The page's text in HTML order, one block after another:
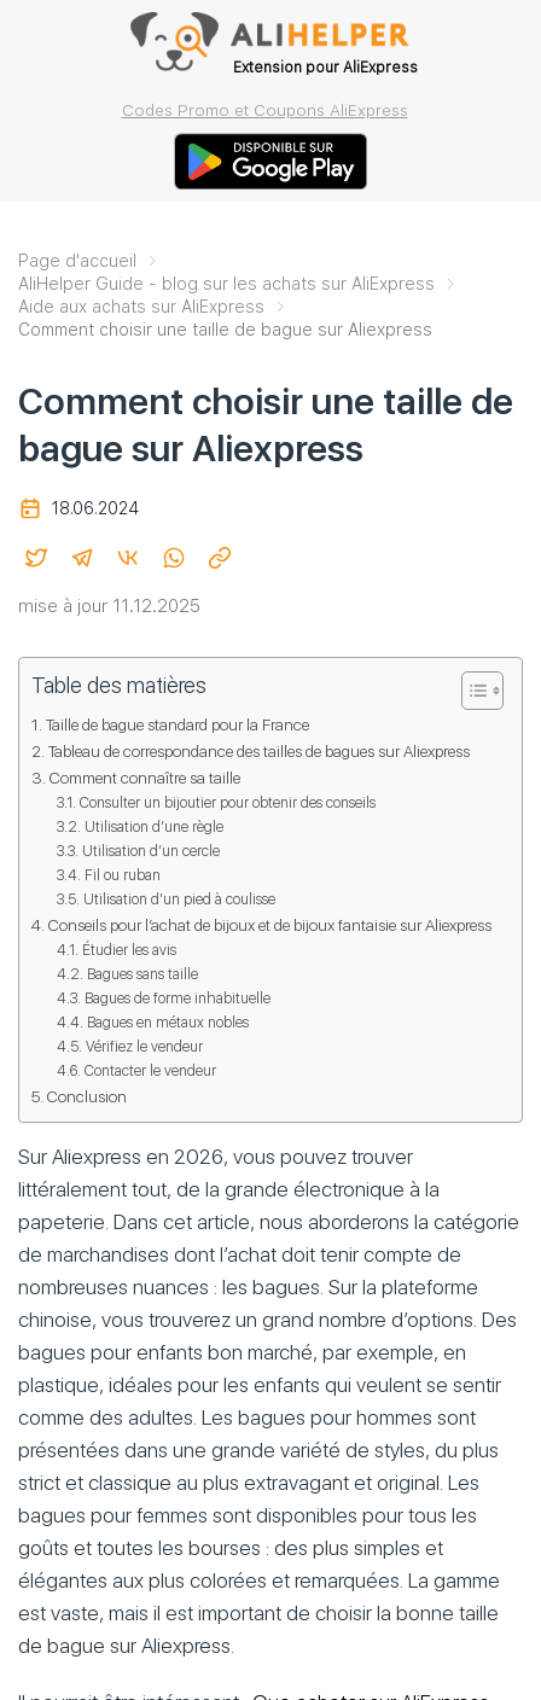
Extension pour AliExpress
Codes Promo et Coupons AliExpress
Page d'accueil
AliHelper Guide - blog sur les achats sur AliExpress
Aide aux achats sur AliExpress
Comment choisir une taille de bague sur Aliexpress
Comment choisir une taille de
bague sur Aliexpress
18.06.2024
mise à jour 11.12.2025
Table des matières
Taille de bague standard pour la France
Tableau de correspondance des tailles de bagues sur Aliexpress
Comment connaître sa taille
Consulter un bijoutier pour obtenir des conseils
Utilisation d’une règle
Utilisation d’un cercle
Fil ou ruban
Utilisation d’un pied à coulisse
Conseils pour l’achat de bijoux et de bijoux fantaisie sur Aliexpress
Étudier les avis
Bagues sans taille
Bagues de forme inhabituelle
Bagues en métaux nobles
Vérifiez le vendeur
Contacter le vendeur
Conclusion
Sur Aliexpress en 2026, vous pouvez trouver
littéralement tout, de la grande électronique à la
papeterie. Dans cet article, nous aborderons la catégorie
de marchandises dont l’achat doit tenir compte de
nombreuses nuances : les bagues. Sur la plateforme
chinoise, vous trouverez un grand nombre d’options. Des
bagues pour enfants bon marché, par exemple, en
plastique, idéales pour les enfants qui veulent se sentir
comme des adultes. Les bagues pour hommes sont
présentées dans une grande variété de styles, du plus
strict et classique au plus extravagant et original. Les
bagues pour femmes sont disponibles pour tous les
goûts et toutes les bourses : des plus simples et
élégantes aux plus colorées et remarquées. La gamme
est vaste, mais il est important de choisir la bonne taille
de bague sur Aliexpress.